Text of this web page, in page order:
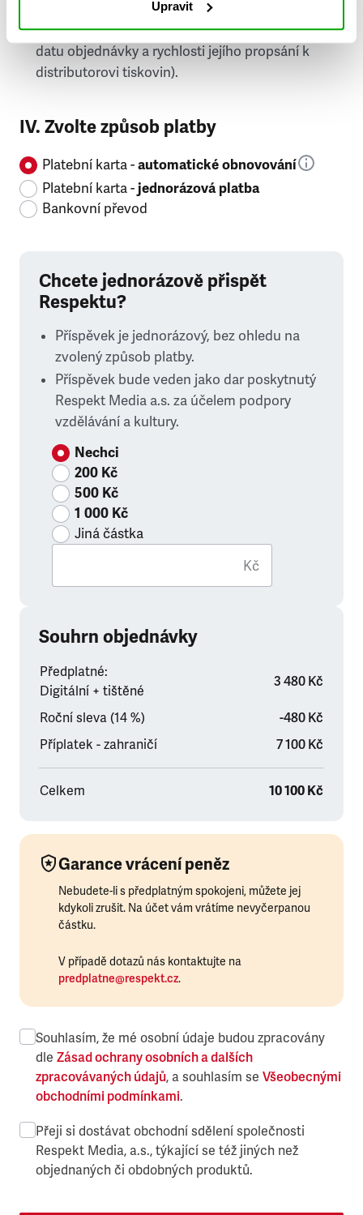
Upravit
první vydání ve vaší schránce se můžete těšit
příští, nejpozději přespříští týden (v závislosti na
datu objednávky a rychlosti jejího propsání k
distributorovi tiskovin).
IV. Zvolte způsob platby
Platební karta -automatické obnovování
Platební karta -jednorázová platba
Bankovní převod
Chcete jednorázově přispět
Respektu?
Příspěvek je jednorázový, bez ohledu na
zvolený způsob platby.
Příspěvek bude veden jako dar poskytnutý
Respekt Media a.s. za účelem podpory
vzdělávání a kultury.
Nechci
200 Kč
500 Kč
1 000 Kč
Jiná částka
Kč
Souhrn objednávky
Předplatné:
Digitální + tištěné
3 480 Kč
Roční sleva (14 %)
-480 Kč
Příplatek - zahraničí
7 100 Kč
Celkem 10 100 Kč
Garance vrácení peněz
Nebudete-li s předplatným spokojeni, můžete jej
kdykoli zrušit. Na účet vám vrátíme nevyčerpanou
částku.
V případě dotazů nás kontaktujte na
predplatne@respekt.cz.
Souhlasím, že mé osobní údaje budou zpracovány
dle Zásad ochrany osobních a dalších
zpracovávaných údajů, a souhlasím se Všeobecnými
obchodními podmínkami.
Přeji si dostávat obchodní sdělení společnosti
Respekt Media, a.s., týkající se též jiných než
objednaných či obdobných produktů.